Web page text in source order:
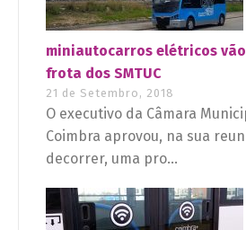
miniautocarros elétricos
frota dos SMTUC
21 de Setembro, 2018
O executivo da Câmara
Coimbra aprovou, na sua
decorrer, uma pro...